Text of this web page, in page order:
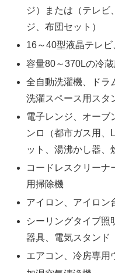
ジ）または（テレビ
ジ、布団セット）
16～40型液晶テレ
容量80～370Lの冷
全自動洗濯機、ドラ
洗濯スペース用スタ
電子レンジ、オーブ
ンロ（都市ガス用、
ット、湯沸かし器、
コードレスクリーナ
用掃除機
アイロン、アイロン
シーリングタイプ照
器具、電気スタンド
エアコン、冷房専用